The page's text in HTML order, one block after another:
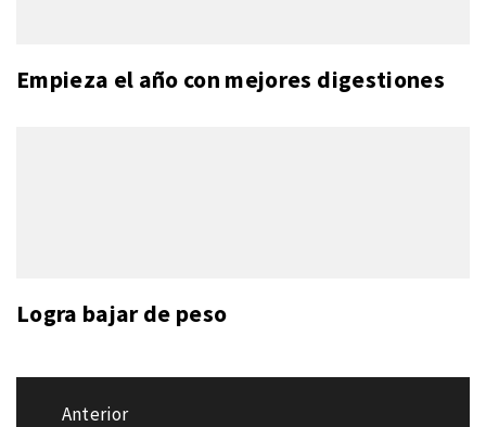
Empieza el año con mejores digestiones
Logra bajar de peso
Navegación
Anterior